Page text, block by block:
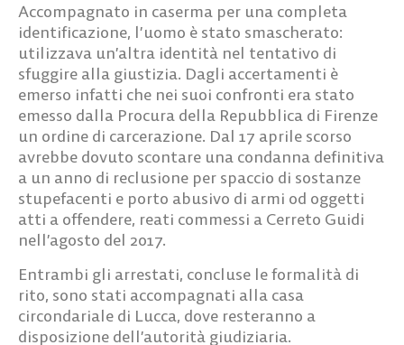
Accompagnato in caserma per una completa
identificazione, l’uomo è stato smascherato:
utilizzava un’altra identità nel tentativo di
sfuggire alla giustizia. Dagli accertamenti è
emerso infatti che nei suoi confronti era stato
emesso dalla Procura della Repubblica di Firenze
un ordine di carcerazione. Dal 17 aprile scorso
avrebbe dovuto scontare una condanna definitiva
a un anno di reclusione per spaccio di sostanze
stupefacenti e porto abusivo di armi od oggetti
atti a offendere, reati commessi a Cerreto Guidi
nell’agosto del 2017.
Entrambi gli arrestati, concluse le formalità di
rito, sono stati accompagnati alla casa
circondariale di Lucca, dove resteranno a
disposizione dell’autorità giudiziaria.